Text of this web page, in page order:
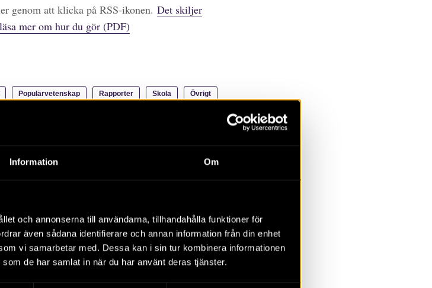
Information Om
och annonserna till användarna, tillhandahålla funktioner för
även sådana identifierare och annan information från din enhet
vi samarbetar med. Dessa kan i sin tur kombinera informationen
de har samlat in när du har använt deras tjänster.
genom att klicka på RSS-ikonen. Det skiljer
mer om hur du gör (PDF)
Populärvetenskap Rapporter Skola Övrigt
2021
i Olai
kvarteret